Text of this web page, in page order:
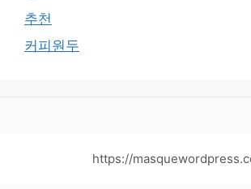
추천
커피원두
https://